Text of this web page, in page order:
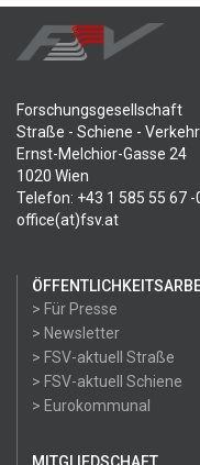
Forschungsgesellschaft
Straße - Schiene - Verkehr
Ernst-Melchior-Gasse 24
1020 Wien
Telefon: +43 1 585 55 67 -
office(at)fsv.at
> Für Presse
> Newsletter
> FSV-aktuell Straße
> FSV-aktuell Schiene
> Eurokommunal